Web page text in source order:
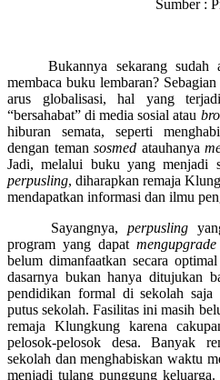
Sumber :
Bukannya sekarang sudah
membaca buku lembaran?
arus globalisasi, hal yang
“bersahabat” di media sosial atau
hiburan semata, seperti
dengan teman sosmed atauhanya
Jadi, melalui buku yang menjadi
perpusling, diharapkan remaja
mendapatkan informasi dan ilmu
Sayangnya, perpusling
program yang dapat mengupgrade
belum dimanfaatkan secara
dasarnya bukan hanya ditujukan
pendidikan formal di sekolah
putus sekolah. Fasilitas ini masih
remaja Klungkung karena
pelosok-pelosok desa. Banyak
sekolah dan menghabiskan waktu
menjadi tulang punggung